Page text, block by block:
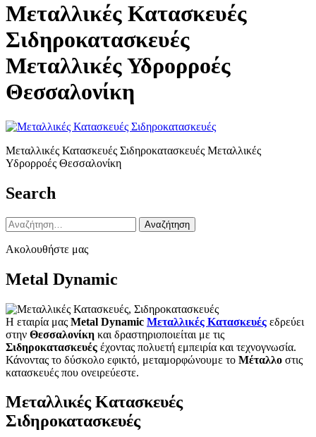
Μεταλλικές Κατασκευές
Σιδηροκατασκευές
Μεταλλικές Υδρορροές
Θεσσαλονίκη
Μεταλλικές Κατασκευές Σιδηροκατασκευές Μεταλλικές
Υδρορροές Θεσσαλονίκη
Search
Αναζήτηση
για:
Ακολουθήστε μας
Metal Dynamic
Η εταιρία μας Metal Dynamic Μεταλλικές Κατασκευές εδρεύει
στην Θεσσαλονίκη και δραστηριοποιείται με τις
Σιδηροκατασκευές έχοντας πολυετή εμπειρία και τεχνογνωσία.
Κάνοντας το δύσκολο εφικτό, μεταμορφώνουμε το Μέταλλο στις
κατασκευές που ονειρεύεστε.
Μεταλλικές Κατασκευές
Σιδηροκατασκευές